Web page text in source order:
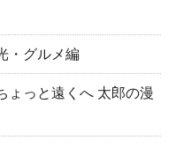
・グルメ編
ょっと遠くへ 太郎の漫